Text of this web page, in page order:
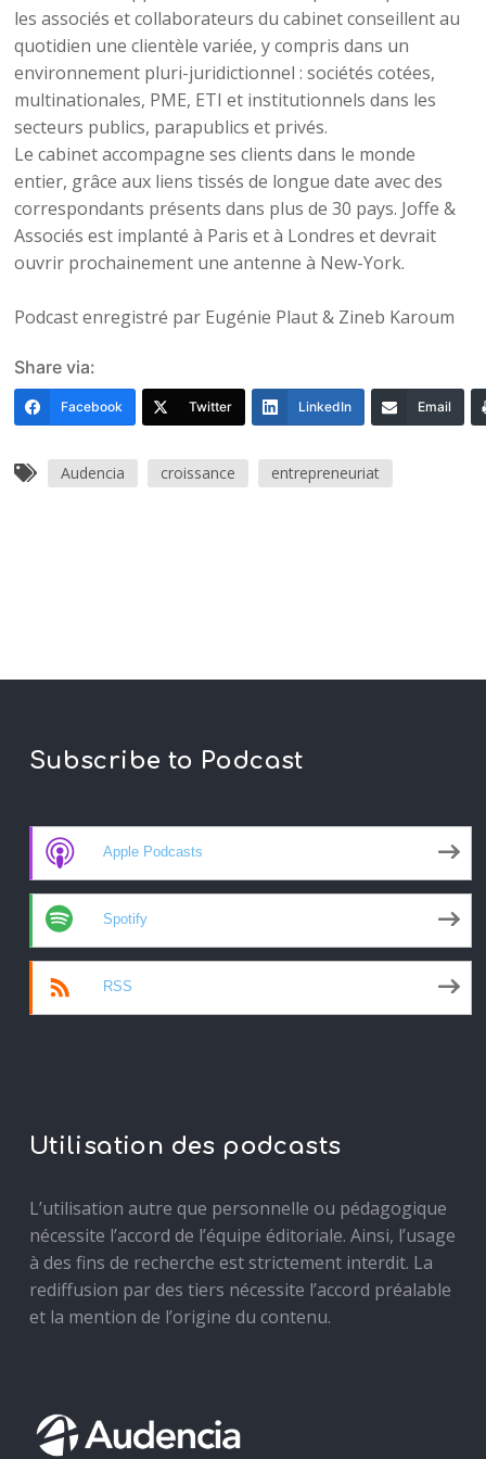
les associés et collaborateurs du cabinet conseillent au
quotidien une clientèle variée, y compris dans un
environnement pluri-juridictionnel : sociétés cotées,
multinationales, PME, ETI et institutionnels dans les
secteurs publics, parapublics et privés.
Le cabinet accompagne ses clients dans le monde
entier, grâce aux liens tissés de longue date avec des
correspondants présents dans plus de 30 pays. Joffe &
Associés est implanté à Paris et à Londres et devrait
ouvrir prochainement une antenne à New-York.
Podcast enregistré par Eugénie Plaut & Zineb Karoum
Share via:
Facebook Twitter LinkedIn Email
Audencia croissance entrepreneuriat
Subscribe to Podcast
Apple Podcasts
Spotify
RSS
Utilisation des podcasts
L’utilisation autre que personnelle ou pédagogique
nécessite l’accord de l’équipe éditoriale. Ainsi, l’usage
à des fins de recherche est strictement interdit. La
rediffusion par des tiers nécessite l’accord préalable
et la mention de l’origine du contenu.